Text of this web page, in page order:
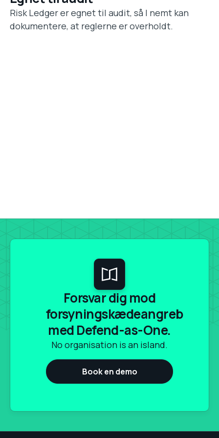
Risk Ledger er egnet til audit, så I nemt kan
dokumentere, at reglerne er overholdt.
Forsvar dig mod
forsyningskædeangreb
med Defend-as-One.
No organisation is an island.
Book en demo